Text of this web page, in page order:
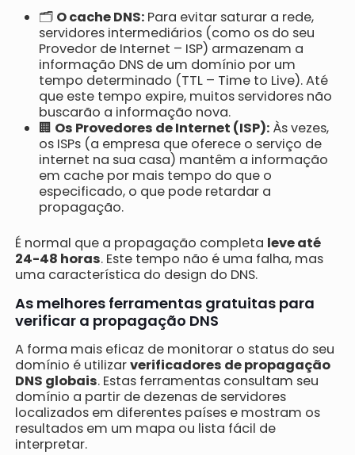
🗂️ O cache DNS: Para evitar saturar a rede,
servidores intermediários (como os do seu
Provedor de Internet – ISP) armazenam a
informação DNS de um domínio por um
tempo determinado (TTL – Time to Live). Até
que este tempo expire, muitos servidores não
buscarão a informação nova.
🏢 Os Provedores de Internet (ISP): Às vezes,
os ISPs (a empresa que oferece o serviço de
internet na sua casa) mantêm a informação
em cache por mais tempo do que o
especificado, o que pode retardar a
propagação.
É normal que a propagação completa leve até
24-48 horas. Este tempo não é uma falha, mas
uma característica do design do DNS.
As melhores ferramentas gratuitas para
verificar a propagação DNS
A forma mais eficaz de monitorar o status do seu
domínio é utilizarverificadores de propagação
DNS globais. Estas ferramentas consultam seu
domínio a partir de dezenas de servidores
localizados em diferentes países e mostram os
resultados em um mapa ou lista fácil de
interpretar.